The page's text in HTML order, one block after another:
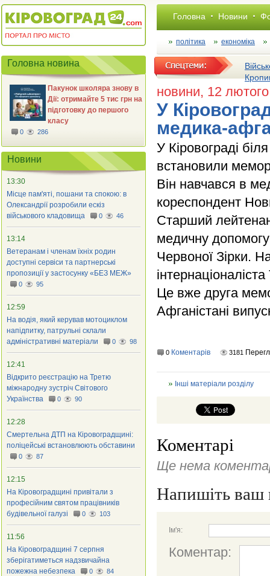
Головна Новини
політика економіка
новини, 12
У
медика-
У Кіровограді
встановили
Він навчався в
кореспондент
Старший
медичну
Червоної Зірки.
Це вже друга
Афганістані
0 Коментарів 3181
Інші матеріали розділу
Коментарі
Ще нема
Напишіть ваш
Ім'я:
Коментар:
Головна новина
Пакунок школяра знову в
Дії: отримайте 5 тис грн на
підготовку до першого
класу
0 286
Новини
13:30
Місце пам'яті, пошани та спокою: в
Олександрії розробили ескіз
військового кладовища
0 46
13:14
Ветеранам і членам їхніх родин
доступні сервіси та партнерські
пропозиції у застосунку «БЕЗ МЕЖ»
0 95
12:59
На водія, який керував мотоциклом
напідпитку, патрульні склали
адміністративні матеріали
0 98
12:41
Відкрито реєстрацію на Третю
міжнародну зустріч Світового
Українства
0 90
12:28
Смертельна ДТП на Кіровоградщині:
поліцейські встановлюють обставини
0 87
12:15
На Кіровоградщині привітали з
професійним святом працівників
будівельної галузі
0 103
11:56
На Кіровоградщині 7 серпня
зберігатиметься надзвичайна
пожежна небезпека
0 84